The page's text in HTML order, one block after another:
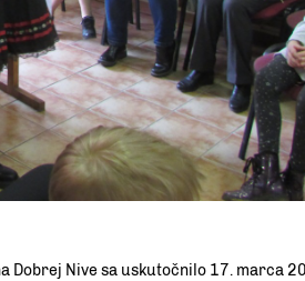
Nive sa uskutočnilo 17. marca